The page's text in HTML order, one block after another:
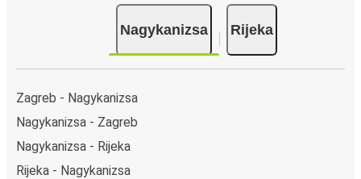
Nagykanizsa Rijeka
Zagreb - Nagykanizsa
Nagykanizsa - Zagreb
Nagykanizsa - Rijeka
Rijeka - Nagykanizsa